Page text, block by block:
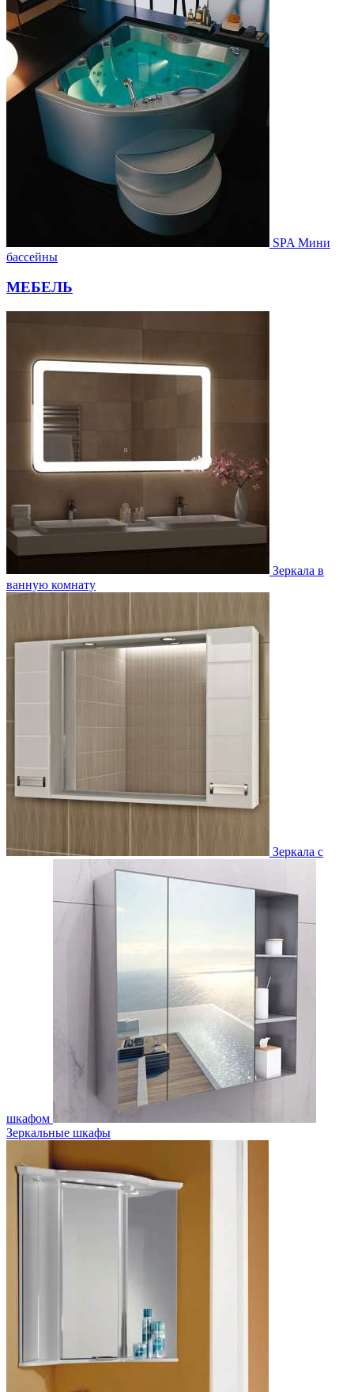
SPA Мини
бассейны
МЕБЕЛЬ
Зеркала в
ванную комнату
Зеркала с
шкафом
Зеркальные шкафы